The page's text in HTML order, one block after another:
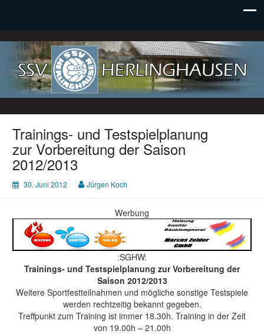
SSV Herlinghausen e. V.
Trainings- und Testspielplanung
zur Vorbereitung der Saison
2012/2013
30. Juni 2012 Jürgen Koch
Werbung
:SGHW:
Trainings- und Testspielplanung zur Vorbereitung der
Saison 2012/2013
Weitere Sportfestteilnahmen und mögliche sonstige Testspiele
werden rechtzeitig bekannt gegeben.
Treffpunkt zum Training ist immer 18.30h. Training in der Zeit
von 19.00h – 21.00h